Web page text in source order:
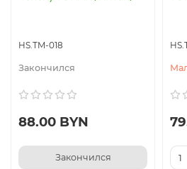
HS.TM-018
Закончился
88.00 BYN
Закончился